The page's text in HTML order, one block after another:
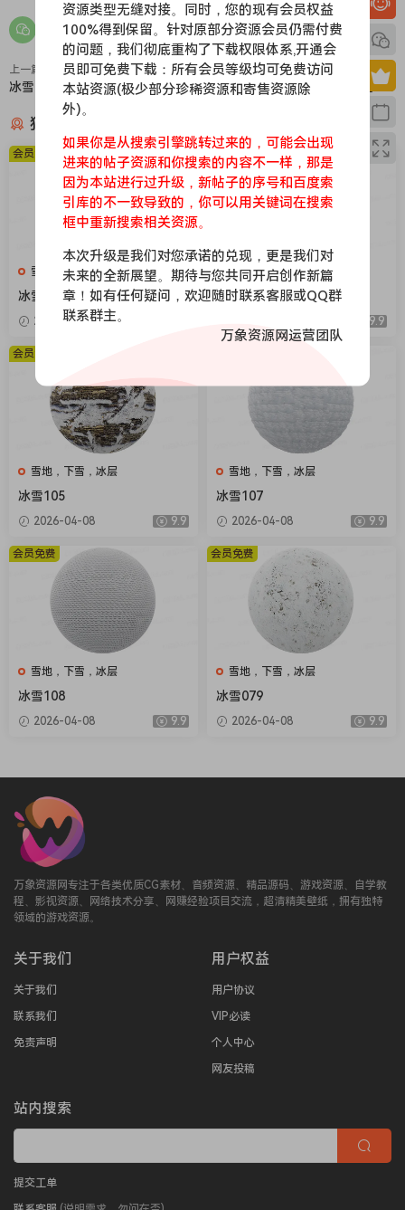
上一篇
冰雪089
下一篇
冰雪087
猜你喜欢
雪地，下雪，冰层
冰雪104
2026-04-08
会员免费
雪地，下雪，冰层
冰雪106
9.9
会员免费
雪地，下雪，冰层
冰雪105
2026-04-08 9.9
会员免费
雪地，下雪，冰层
冰雪107
2026-04-08 9.9
雪地，下雪，冰层
冰雪108
2026-04-08 9.9
会员免费
雪地，下雪，冰层
冰雪079
2026-04-08 9.9
会员免费
万象资源网专注于各类优质CG素材、音频资源、精品源码、游戏资源、自学教
程、影视资源、网络技术分享、网赚经验项目交流，超清精美壁纸，拥有独特
领域的游戏资源。
关于我们
关于我们
联系我们
免责声明
用户权益
用户协议
VIP必读
个人中心
网友投稿
站内搜索
提交工单
资源类型无缝对接。同时，您的现有会员权益
100%得到保留。针对原部分资源会员仍需付费
的问题，我们彻底重构了下载权限体系,开通会
员即可免费下载：所有会员等级均可免费访问
本站资源(极少部分珍稀资源和寄售资源除
外)。
如果你是从搜索引擎跳转过来的，可能会出现
进来的帖子资源和你搜索的内容不一样，那是
因为本站进行过升级，新帖子的序号和百度索
引库的不一致导致的，你可以用关键词在搜索
框中重新搜索相关资源。
本次升级是我们对您承诺的兑现，更是我们对
未来的全新展望。期待与您共同开启创作新篇
章！如有任何疑问，欢迎随时联系客服或QQ群
联系群主。
万象资源网运营团队